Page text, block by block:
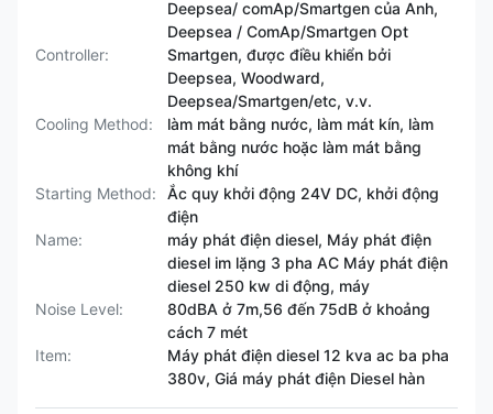
Deepsea/ comAp/Smartgen của Anh,
Deepsea / ComAp/Smartgen Opt
Controller:
Smartgen, được điều khiển bởi
Deepsea, Woodward,
Deepsea/Smartgen/etc, v.v.
Cooling Method:
làm mát bằng nước, làm mát kín, làm
mát bằng nước hoặc làm mát bằng
không khí
Starting Method:
Ắc quy khởi động 24V DC, khởi động
điện
Name:
máy phát điện diesel, Máy phát điện
diesel im lặng 3 pha AC Máy phát điện
diesel 250 kw di động, máy
Noise Level:
80dBA ở 7m,56 đến 75dB ở khoảng
cách 7 mét
Item:
Máy phát điện diesel 12 kva ac ba pha
380v, Giá máy phát điện Diesel hàn